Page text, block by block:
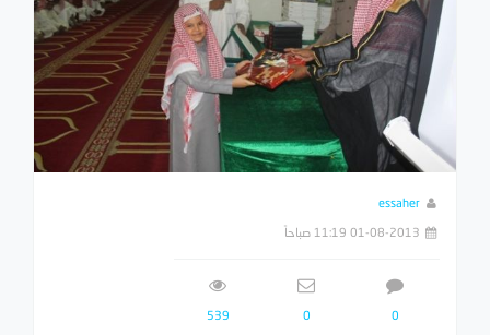
essaher
01-08-2013 11:19 صباحاً
0
0
539